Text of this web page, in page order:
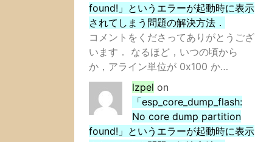
found!」というエラーが起動時に表示
されてしまう問題の解決方法．
コメントをくださってありがとうござ
います． なるほど，いつの頃から
か，アライン単位が 0x100 か…
lzpel on
「esp_core_dump_flash:
No core dump partition
found!」というエラーが起動時に表示